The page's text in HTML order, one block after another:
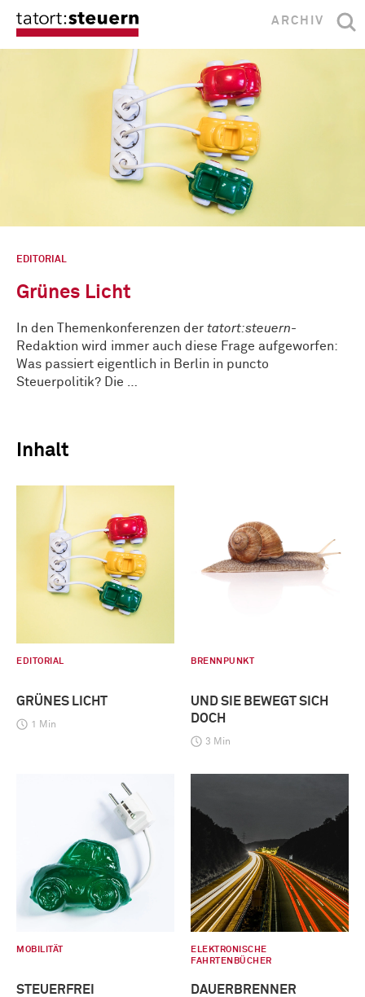
ARCHIV
EDITORIAL
Grünes Licht
In den Themenkonferenzen der tatort:steuern-
Redaktion wird immer auch diese Frage aufgeworfen:
Was passiert eigentlich in Berlin in puncto
Steuerpolitik? Die …
Inhalt
EDITORIAL
GRÜNES LICHT
1 Min
BRENNPUNKT
UND SIE BEWEGT SICH
DOCH
3 Min
MOBILITÄT
STEUERFREI
ELEKTRONISCHE
FAHRTENBÜCHER
DAUERBRENNER